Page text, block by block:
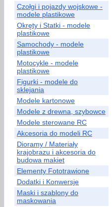
Czołgi i pojazdy wojskowe -
modele plastikowe
Okręty i Statki - modele
plastikowe
Samochody - modele
plastikowe
Motocykle - modele
plastikowe
Figurki - modele do
sklejania
Modele kartonowe
Modele z drewna, szybowce
Modele sterowane RC
Akcesoria do modeli RC
Dioramy / Materiały
krajobrazu i akcesoria do
budowa makiet
Elementy Fototrawione
Dodatki i Konwersje
Maski i szablony do
maskowania